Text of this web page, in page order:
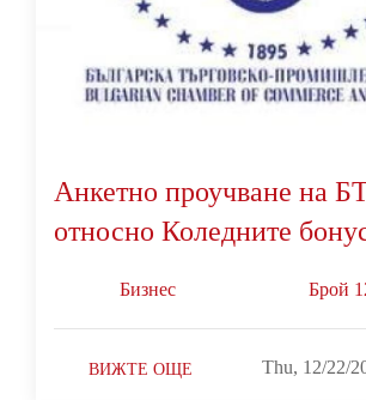
Анкетно проучване на
относно Коледните
Бизнес Брой
ВИЖТЕ ОЩЕ Thu, 12/22/